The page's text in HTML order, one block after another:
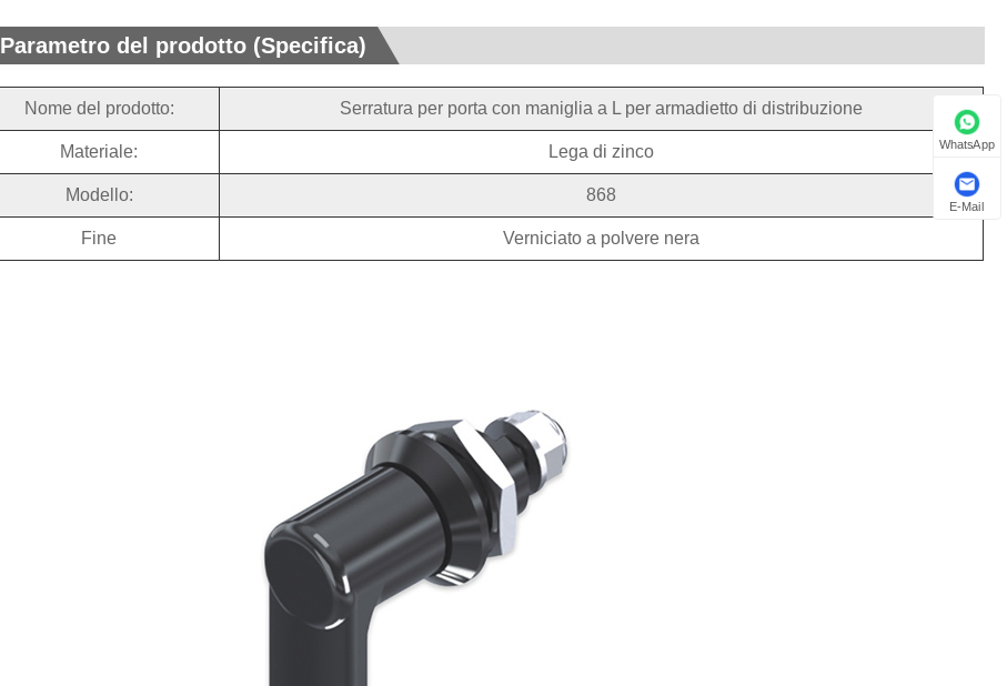
Parametro del prodotto (Specifica)
Nome del prodotto: Serratura per porta con maniglia a L per armadietto di distribuzione
Materiale: Lega di zinco
Modello: 868
Fine Verniciato a polvere nera
WhatsApp
E-Mail